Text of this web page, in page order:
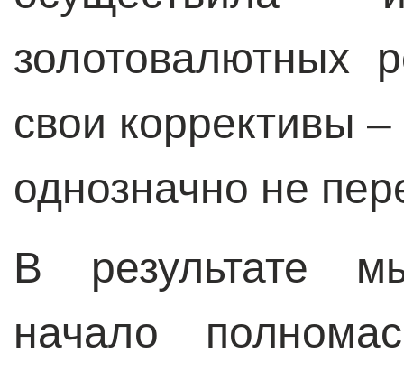
золотовалютных
свои коррективы –
однозначно не
В результате
начало